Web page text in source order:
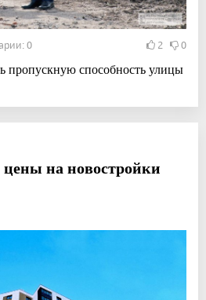
0 2 0
пропускную способность улицы
на новостройки